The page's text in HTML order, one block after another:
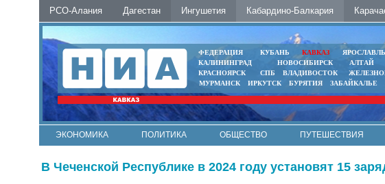
РСО-Алания Дагестан Ингушетия Кабардино-Балкария
ФЕДЕРАЦИЯ КУБАНЬ КАВКАЗ ЯРОСЛАВЛЬ
КАЛИНИНГРАД
НОВОСИБИРСК АЛТАЙ
КРАСНОЯРСК
СПБ ВЛАДИВОСТОК
МУРМАНСК
ИРКУТСК БУРЯТИЯ ЗАБАЙКАЛЬЕ
ЭКОНОМИКА ПОЛИТИКА ОБЩЕСТВО ПУТЕШЕСТВИЯ
В Чеченской Республике в 2024 году установят 15